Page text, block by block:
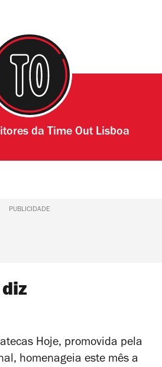
da Time Out Lisboa
PUBLICIDADE
Hoje, promovida pela
homenageia este mês a